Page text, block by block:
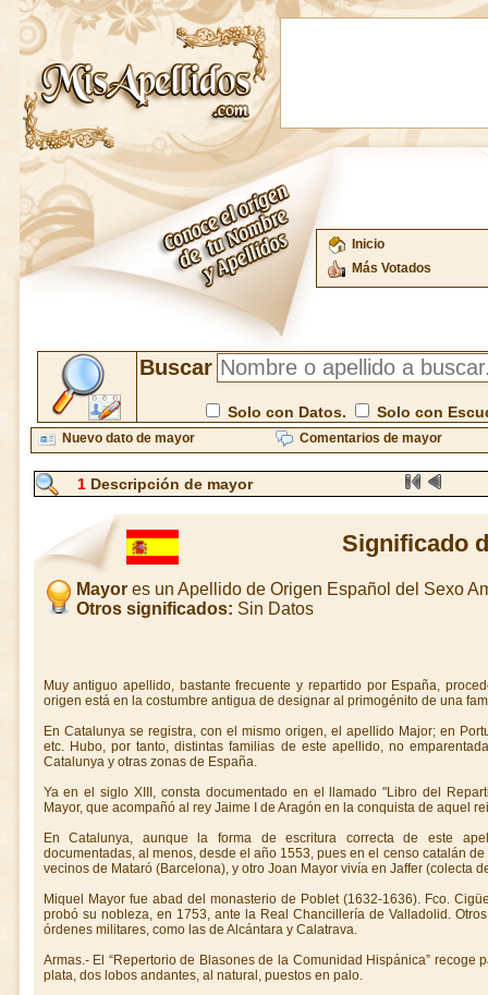
Inicio
Más Votados
Buscar
Solo con Datos. Solo con
Nuevo dato de mayor Comentarios de mayor
1 Descripción de mayor
Significado
Mayores un Apellido de Origen Español del Sexo
Otros significados: Sin Datos
Muy antiguo apellido, bastante frecuente y repartido por España,
origen está en la costumbre antigua de designar al primogénito de una
En Catalunya se registra, con el mismo origen, el apellido Major; en
etc. Hubo, por tanto, distintas familias de este apellido, no
Catalunya y otras zonas de España.
Ya en el siglo XIII, consta documentado en el llamado "Libro del
Mayor, que acompañó al rey Jaime I de Aragón en la conquista de aquel
En Catalunya, aunque la forma de escritura correcta de este
documentadas, al menos, desde el año 1553, pues en el censo catalán
vecinos de Mataró (Barcelona), y otro Joan Mayor vivía en Jaffer (colecta
Miquel Mayor fue abad del monasterio de Poblet (1632-1636). Fco.
probó su nobleza, en 1753, ante la Real Chancillería de Valladolid.
órdenes militares, como las de Alcántara y Calatrava.
Armas.- El “Repertorio de Blasones de la Comunidad Hispánica” recoge
plata, dos lobos andantes, al natural, puestos en palo.